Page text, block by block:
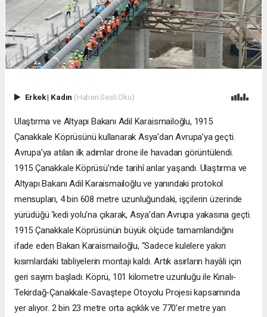
Erkek| Kadın (Haberi Sesli Oku)
Ulaştırma ve Altyapı Bakanı Adil Karaismailoğlu, 1915
Çanakkale Köprüsünü kullanarak Asya’dan Avrupa’ya geçti.
Avrupa’ya atılan ilk adımlar drone ile havadan görüntülendi.
1915 Çanakkale Köprüsü’nde tarihî anlar yaşandı. Ulaştırma ve
Altyapı Bakanı Adil Karaismailoğlu ve yanındaki protokol
mensupları, 4 bin 608 metre uzunluğundaki, işçilerin üzerinde
yürüdüğü ‘kedi yolu’na çıkarak, Asya’dan Avrupa yakasına geçti.
1915 Çanakkale Köprüsünün büyük ölçüde tamamlandığını
ifade eden Bakan Karaismailoğlu, “Sadece kulelere yakın
kısımlardaki tabliyelerin montajı kaldı. Artık asırların hayâli için
geri sayım başladı. Köprü, 101 kilometre uzunluğu ile Kınalı-
Tekirdağ-Çanakkale-Savaştepe Otoyolu Projesi kapsamında
yer alıyor. 2 bin 23 metre orta açıklık ve 770’er metre yan